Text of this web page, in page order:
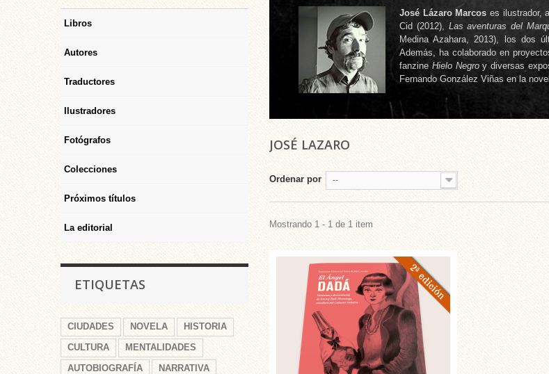
Libros
Autores
Traductores
Ilustradores
Fotógrafos
Colecciones
Próximos títulos
La editorial
ETIQUETAS
CIUDADES NOVELA
HISTORIA
CULTURA
MENTALIDADES
AUTOBIOGRAFÍA
NARRATIVA
José Lázaro Marcos es ilustrador,
Cid (2012), Las aventuras del
Medina Azahara, 2013), los dos
Además, ha colaborado en
fanzine Hielo Negroy diversas
Fernando González Viñas en la
JOSÉ LAZARO
Ordenar por --
Mostrando 1 - 1 de 1 item